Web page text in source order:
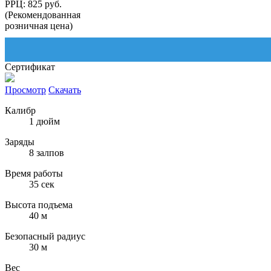
РРЦ: 825 руб.
(Рекомендованная
розничная цена)
Сертификат
Просмотр Скачать
Калибр
1 дюйм
Заряды
8 залпов
Время работы
35 сек
Высота подъема
40 м
Безопасный радиус
30 м
Вес